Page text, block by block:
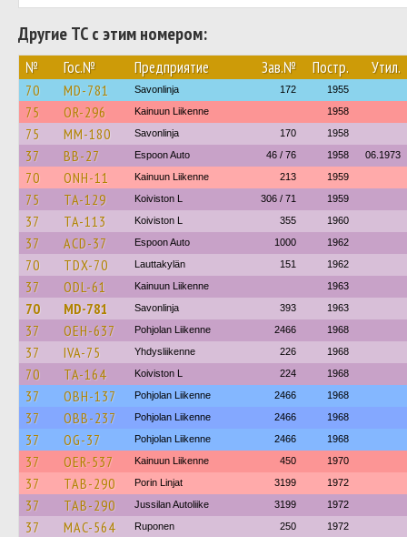
Другие ТС с этим номером:
№ Гос.№ Предприятие Зав.№ Постр. Утил.
70 MD-781 Savonlinja 172 1955
75 OR-296 Kainuun Liikenne 1958
75 MM-180 Savonlinja 170 1958
37 BB-27 Espoon Auto 46 / 76 1958 06.1973
70 ONH-11 Kainuun Liikenne 213 1959
75 TA-129 Koiviston L 306 / 71 1959
37 TA-113 Koiviston L 355 1960
37 ACD-37 Espoon Auto 1000 1962
70 TDX-70 Lauttakylän 151 1962
37 ODL-61 Kainuun Liikenne 1963
70 MD-781 Savonlinja 393 1963
37 OEH-637 Pohjolan Liikenne 2466 1968
37 IVA-75 Yhdysliikenne 226 1968
70 TA-164 Koiviston L 224 1968
37 OBH-137 Pohjolan Liikenne 2466 1968
37 OBB-237 Pohjolan Liikenne 2466 1968
37 OG-37 Pohjolan Liikenne 2466 1968
37 OER-537 Kainuun Liikenne 450 1970
37 TAB-290 Porin Linjat 3199 1972
37 TAB-290 Jussilan Autoliike 3199 1972
37 MAC-564 Ruponen 250 1972